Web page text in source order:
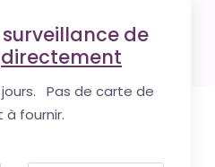
de
directement
Pas de carte de
à fournir.